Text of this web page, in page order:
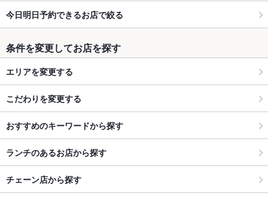
今日明日予約できるお店で絞る
条件を変更してお店を探す
エリアを変更する
こだわりを変更する
おすすめのキーワードから探す
ランチのあるお店から探す
チェーン店から探す